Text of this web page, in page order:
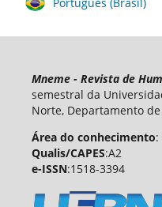
Mneme - Revista de
semestral da
Norte, Departamento de
Área do conhecimento:
Qualis/CAPES:A2
e-ISSN:1518-3394